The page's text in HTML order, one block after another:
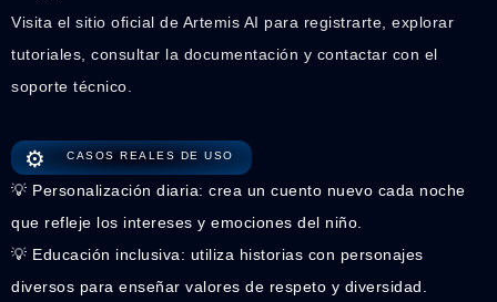
⚙️ CASOS REALES DE USO
💡 Personalización diaria: crea un cuento nuevo cada noche
que refleje los intereses y emociones del niño.
💡 Educación inclusiva: utiliza historias con personajes
diversos para enseñar valores de respeto y diversidad.
Visita el sitio oficial de Artemis AI para registrarte, explorar
tutoriales, consultar la documentación y contactar con el
soporte técnico.